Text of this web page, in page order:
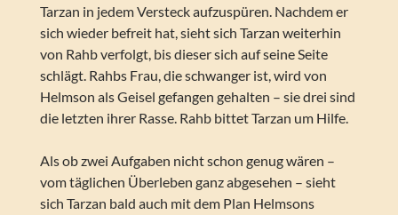
Tarzan in jedem Versteck aufzuspüren. Nachdem er
sich wieder befreit hat, sieht sich Tarzan weiterhin
von Rahb verfolgt, bis dieser sich auf seine Seite
schlägt. Rahbs Frau, die schwanger ist, wird von
Helmson als Geisel gefangen gehalten – sie drei sind
die letzten ihrer Rasse. Rahb bittet Tarzan um Hilfe.
Als ob zwei Aufgaben nicht schon genug wären –
vom täglichen Überleben ganz abgesehen – sieht
sich Tarzan bald auch mit dem Plan Helmsons